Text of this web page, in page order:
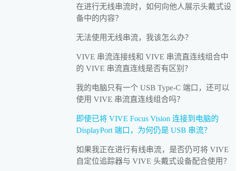
在进行无线串流时，如何向他人展示头戴式设
备中的内容？
无法使用无线串流，我该怎么办？
VIVE 串流连接线和 VIVE 串流直连线组合中
的 VIVE 串流直连线是否有区别？
我的电脑只有一个 USB Type-C 端口，还可以
使用 VIVE 串流直连线组合吗？
即使已将 VIVE Focus Vision 连接到电脑的
DisplayPort 端口，为何仍是 USB 串流？
如果我正在进行有线串流，是否仍可将 VIVE
自定位追踪器与 VIVE 头戴式设备配合使用？